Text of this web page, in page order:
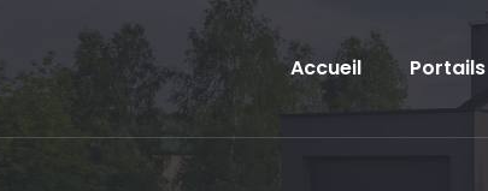
Accueil Portails